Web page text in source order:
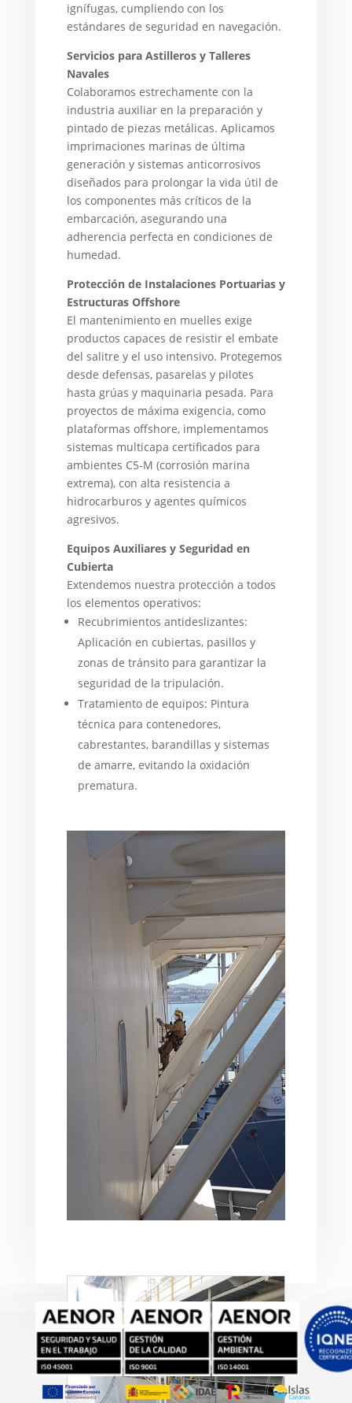
ignífugas, cumpliendo con los
estándares de seguridad en navegación.
Servicios para Astilleros y Talleres
Navales
Colaboramos estrechamente con la
industria auxiliar en la preparación y
pintado de piezas metálicas. Aplicamos
imprimaciones marinas de última
generación y sistemas anticorrosivos
diseñados para prolongar la vida útil de
los componentes más críticos de la
embarcación, asegurando una
adherencia perfecta en condiciones de
humedad.
Protección de Instalaciones Portuarias y
Estructuras Offshore
El mantenimiento en muelles exige
productos capaces de resistir el embate
del salitre y el uso intensivo. Protegemos
desde defensas, pasarelas y pilotes
hasta grúas y maquinaria pesada. Para
proyectos de máxima exigencia, como
plataformas offshore, implementamos
sistemas multicapa certificados para
ambientes C5-M (corrosión marina
extrema), con alta resistencia a
hidrocarburos y agentes químicos
agresivos.
Equipos Auxiliares y Seguridad en
Cubierta
Extendemos nuestra protección a todos
los elementos operativos:
Recubrimientos antideslizantes:
Aplicación en cubiertas, pasillos y
zonas de tránsito para garantizar la
seguridad de la tripulación.
Tratamiento de equipos: Pintura
técnica para contenedores,
cabrestantes, barandillas y sistemas
de amarre, evitando la oxidación
prematura.